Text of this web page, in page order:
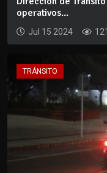
operativos...
Jul 15 2024
TRÁNSITO